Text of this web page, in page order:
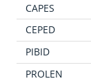
CAPES
CEPED
PIBID
PROLEN